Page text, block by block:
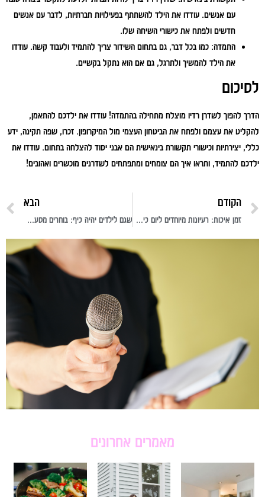
עם אנשים. עודדו את הילד להשתתף בפעילויות חברתיות, לדבר עם אנשים
חדשים ולפתח את כישורי השיחה שלו.
התמדה: כמו בכל דבר, גם בתחום השידור צריך להתמיד ולעבוד קשה. עודדו
את הילד להמשיך ולתרגל, גם אם הוא נתקל בקשיים.
לסיכום
הדרך להפוך לשדרן רדיו מוצלח מתחילה בהתמדה! עודדו את ילדכם להתאמן,
להקליט את עצמם ולפתח את הביטחון העצמי מול המיקרופון. זכרו, שפה תקינה, ידע
כללי, יצירתיות וכישורי תקשורת בינאישית הם אבני יסוד להצלחה בתחום. עודדו את
ילדכם להתמיד, ותראו איך הם צומחים ומתפתחים לשדרנים מוכשרים ואהובים!
הקודם
זמן איכות: רעיונות מיוחדים ליום כיף של הילדים עם החברים
הבא
שגם לילדים יהיה כיף: בוחרים מסעדה בשומרון שתתאים לכל המשפחה
מאמרים אחרונים